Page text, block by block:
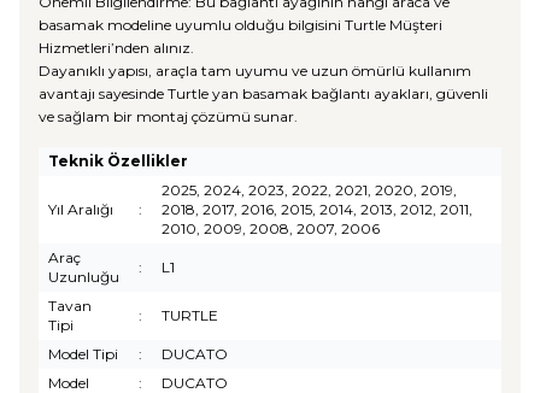
basamak modeline uyumlu olduğu bilgisini Turtle Müşteri
Hizmetleri’nden alınız.
Dayanıklı yapısı, araçla tam uyumu ve uzun ömürlü kullanım
avantajı sayesinde Turtle yan basamak bağlantı ayakları, güvenli
ve sağlam bir montaj çözümü sunar.
Teknik Özellikler
Yıl Aralığı :
2025, 2024, 2023, 2022, 2021, 2020, 2019,
2018, 2017, 2016, 2015, 2014, 2013, 2012, 2011,
2010, 2009, 2008, 2007, 2006
Araç
Uzunluğu
: L1
Tavan
Tipi
: TURTLE
Model Tipi :
DUCATO
Model
:
DUCATO